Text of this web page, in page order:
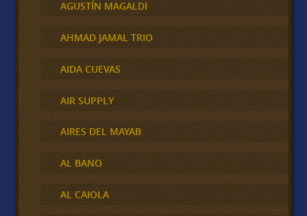
AGUSTÍN MAGALDI
AHMAD JAMAL TRIO
AIDA CUEVAS
AIR SUPPLY
AIRES DEL MAYAB
AL BANO
AL CAIOLA